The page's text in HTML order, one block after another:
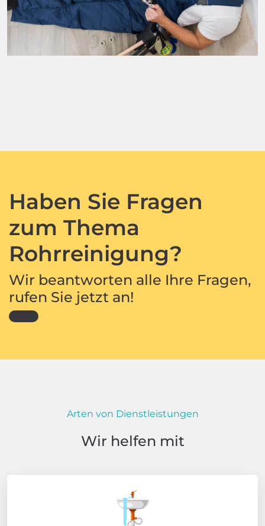
Haben Sie Fragen
zum Thema
Rohrreinigung?
Wir beantworten alle Ihre Fragen,
rufen Sie jetzt an!
Arten von Dienstleistungen
Wir helfen mit